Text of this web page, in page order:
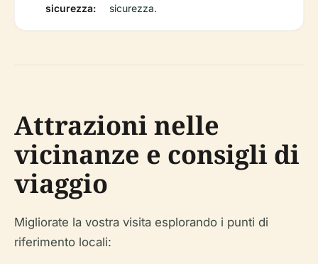
sicurezza:
sicurezza.
Attrazioni nelle
vicinanze e consigli di
viaggio
Migliorate la vostra visita esplorando i punti di
riferimento locali: